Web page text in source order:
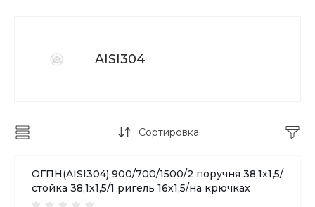
AISI304
Сортировка
ОГПН(AISI304) 900/700/1500/2 поручня 38,1х1,5/
стойка 38,1х1,5/1 ригель 16х1,5/на крючках